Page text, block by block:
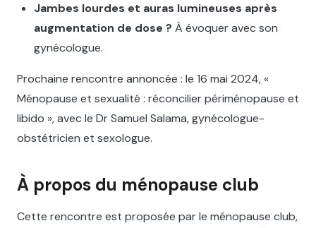
Jambes lourdes et auras lumineuses après
augmentation de dose ? À évoquer avec son
gynécologue.
Prochaine rencontre annoncée : le 16 mai 2024, «
Ménopause et sexualité : réconcilier périménopause et
libido », avec le Dr Samuel Salama, gynécologue-
obstétricien et sexologue.
À propos du ménopause club
Cette rencontre est proposée par le ménopause club,